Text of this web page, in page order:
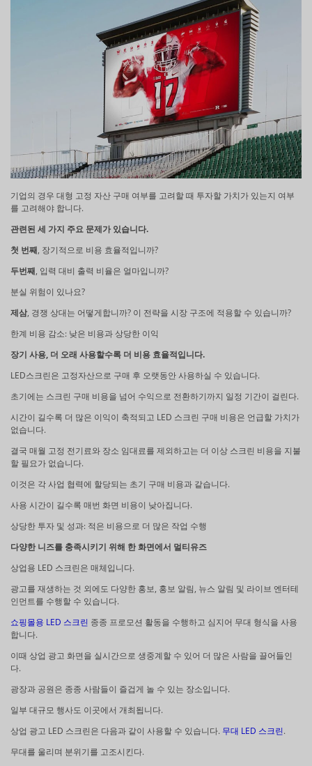
기업의 경우 대형 고정 자산 구매 여부를 고려할 때 투자할 가치가 있는지 여부
를 고려해야 합니다.
관련된 세 가지 주요 문제가 있습니다.
첫 번째, 장기적으로 비용 효율적입니까?
두번째, 입력 대비 출력 비율은 얼마입니까?
분실 위험이 있나요?
제삼, 경쟁 상대는 어떻게합니까? 이 전략을 시장 구조에 적용할 수 있습니까?
한계 비용 감소: 낮은 비용과 상당한 이익
장기 사용, 더 오래 사용할수록 더 비용 효율적입니다.
LED스크린은 고정자산으로 구매 후 오랫동안 사용하실 수 있습니다.
초기에는 스크린 구매 비용을 넘어 수익으로 전환하기까지 일정 기간이 걸린다.
시간이 길수록 더 많은 이익이 축적되고 LED 스크린 구매 비용은 언급할 가치가
없습니다.
결국 매월 고정 전기료와 장소 임대료를 제외하고는 더 이상 스크린 비용을 지불
할 필요가 없습니다.
이것은 각 사업 협력에 할당되는 초기 구매 비용과 같습니다.
사용 시간이 길수록 매번 화면 비용이 낮아집니다.
상당한 투자 및 성과: 적은 비용으로 더 많은 작업 수행
다양한 니즈를 충족시키기 위해 한 화면에서 멀티유즈
상업용 LED 스크린은 매체입니다.
광고를 재생하는 것 외에도 다양한 홍보, 홍보 알림, 뉴스 알림 및 라이브 엔터테
인먼트를 수행할 수 있습니다.
쇼핑몰용 LED 스크린 종종 프로모션 활동을 수행하고 심지어 무대 형식을 사용
합니다.
이때 상업 광고 화면을 실시간으로 생중계할 수 있어 더 많은 사람을 끌어들인
다.
광장과 공원은 종종 사람들이 즐겁게 놀 수 있는 장소입니다.
일부 대규모 행사도 이곳에서 개최됩니다.
상업 광고 LED 스크린은 다음과 같이 사용할 수 있습니다. 무대 LED 스크린.
무대를 울리며 분위기를 고조시킨다.